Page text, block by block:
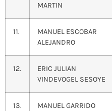
MARTIN
11.
MANUEL ESCOBAR
ALEJANDRO
12.
ERIC JULIAN
VINDEVOGEL SESOYE
13.
MANUEL GARRIDO